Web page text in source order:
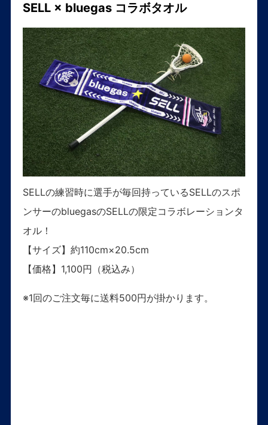
SELL × bluegas コラボタオル
SELLの練習時に選手が毎回持っているSELLのスポ
ンサーのbluegasのSELLの限定コラボレーションタ
オル！
【サイズ】約110cm×20.5cm
【価格】1,100円（税込み）
※1回のご注文毎に送料500円が掛かります。